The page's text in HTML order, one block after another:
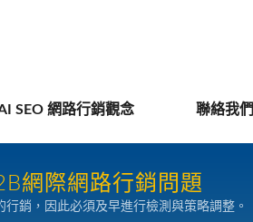
SEO 網路行銷觀念 聯絡我們
網際網路行銷問題
銷，因此必須及早進行檢測與策略調整。